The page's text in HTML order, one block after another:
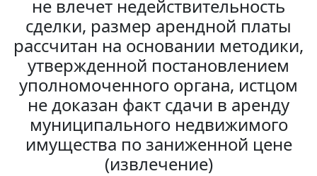
не влечет недействительность
сделки, размер арендной платы
рассчитан на основании методики,
утвержденной постановлением
уполномоченного органа, истцом
не доказан факт сдачи в аренду
муниципального недвижимого
имущества по заниженной цене
(извлечение)